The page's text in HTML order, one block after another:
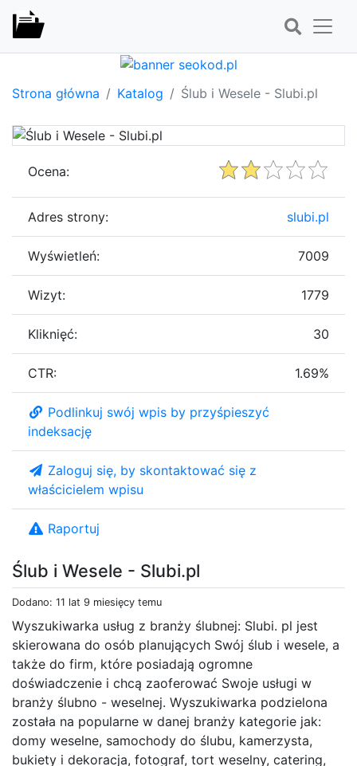
Strona główna Katalog Ślub i Wesele - Slubi.pl
Ślub i Wesele - Slubi.pl
Dodano: 11 lat 9 miesięcy temu
Wyszukiwarka usług z branży ślubnej: Slubi. pl jest
skierowana do osób planujących Swój ślub i wesele, a
także do firm, które posiadają ogromne
doświadczenie i chcą zaoferować Swoje usługi w
branży ślubno - weselnej. Wyszukiwarka podzielona
została na popularne w danej branży kategorie jak:
domy weselne, samochody do ślubu, kamerzysta,
bukiety i dekoracja, fotograf, tort weselny, catering,
Ocena:
Adres strony: slubi.pl
Wyświetleń: 7009
Wizyt: 1779
Kliknięć: 30
CTR: 1.69%
Podlinkuj swój wpis by przyśpieszyć
indeksację
Zaloguj się, by skontaktować się z
właścicielem wpisu
Raportuj